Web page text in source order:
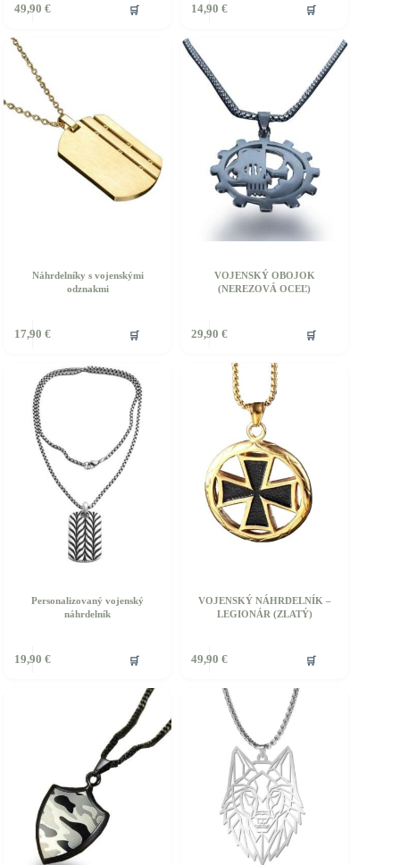
49,90 € 🛒 14,90 € 🛒
Náhrdelníky s vojenskými
odznakmi
17,90 € 🛒
VOJENSKÝ OBOJOK
(NEREZOVÁ OCEĽ)
29,90 € 🛒
Personalizovaný vojenský
náhrdelník
19,90 € 🛒
VOJENSKÝ NÁHRDELNÍK –
LEGIONÁR (ZLATÝ)
49,90 € 🛒